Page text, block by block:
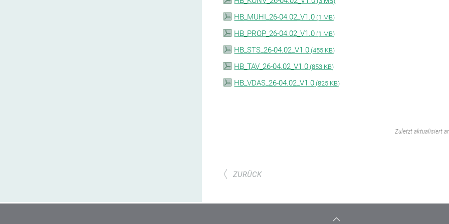
HB_MUHI_26-04.02_V1.0 (1 MB)
HB_PROP_26-04.02_V1.0 (1 MB)
HB_STS_26-04.02_V1.0 (455 KB)
HB_TAV_26-04.02_V1.0 (853 KB)
HB_VDAS_26-04.02_V1.0 (825 KB)
‌Zuletzt aktualisiert
ZURÜCK